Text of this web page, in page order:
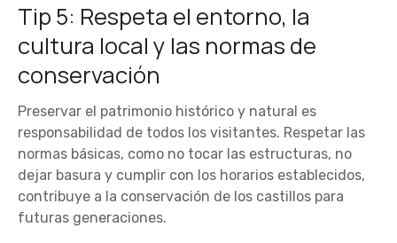
Tip 5: Respeta el entorno, la
cultura local y las normas de
conservación
Preservar el patrimonio histórico y natural es
responsabilidad de todos los visitantes. Respetar las
normas básicas, como no tocar las estructuras, no
dejar basura y cumplir con los horarios establecidos,
contribuye a la conservación de los castillos para
futuras generaciones.